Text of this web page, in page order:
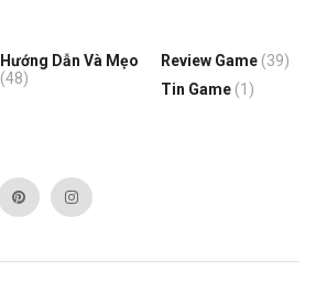
Hướng Dẫn Và Mẹo
(48)
Review Game (39)
Tin Game (1)